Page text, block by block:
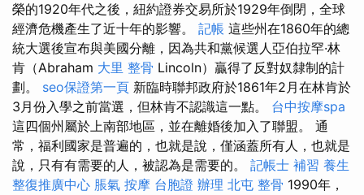
榮的1920年代之後，紐約證券交易所於1929年倒閉，全球
經濟危機產生了近十年的影響。 記帳 這些州在1860年的總
統大選後宣布與美國分離，因為共和黨候選人亞伯拉罕·林
肯（Abraham 大里 整骨 Lincoln）贏得了反對奴隸制的計
劃。 seo保證第一頁 新臨時聯邦政府於1861年2月在林肯於
3月份入學之前當選，但林肯不認識這一點。 台中按摩spa
這四個州屬於上南部地區，並在離婚後加入了聯盟。 通
常，福利國家是普遍的，也就是說，僅涵蓋所有人，也就是
說，只有有需要的人，被認為是需要的。 記帳士 補習 養生
整復推廣中心 脹氣 按摩 台胞證 辦理 北屯 整骨 1990年，